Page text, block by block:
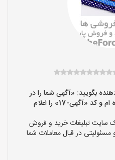
بگویید: «آگهی شما را در
سایت «پارچه فروشی ها» دیده ام و کد «آگهی-17» را اعلام
سایت تبلیغات خرید و فروش
در قبال معاملات شما